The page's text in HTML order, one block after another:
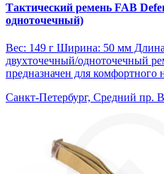
Тактический ремень FAB
одноточечный)
Вес: 149 г Ширина: 50 мм
двухточечный/одноточечный
предназначен для
Санкт-Петербург, Средний пр.